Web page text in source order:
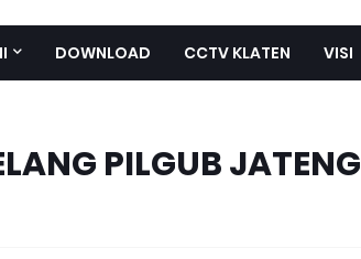
DOWNLOAD CCTV KLATEN VISI
PILGUB JATENG